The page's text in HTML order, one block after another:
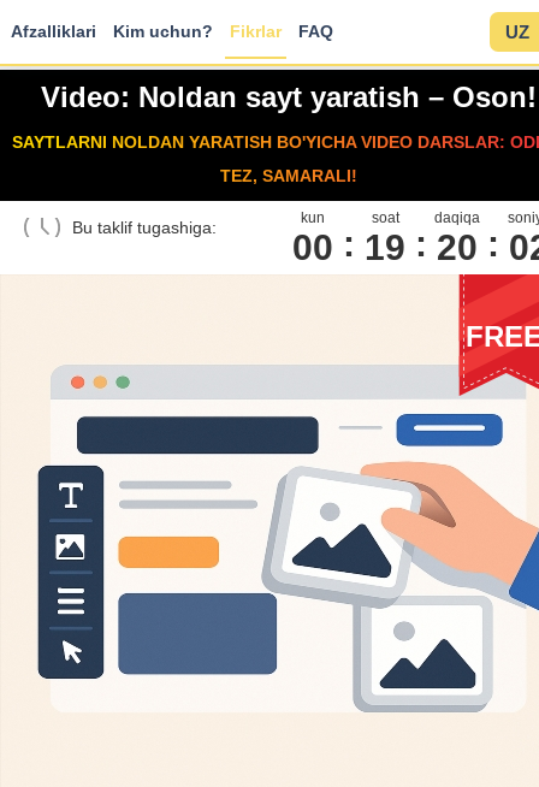
Afzalliklari Kim uchun? Fikrlar FAQ UZ
Video: Noldan sayt yaratish – Oson!
SAYTLARNI NOLDAN YARATISH BO'YICHA VIDEO DARSLAR:
TEZ, SAMARALI!
Bu taklif tugashiga: kun
00
soat
19
daqiqa
20 0